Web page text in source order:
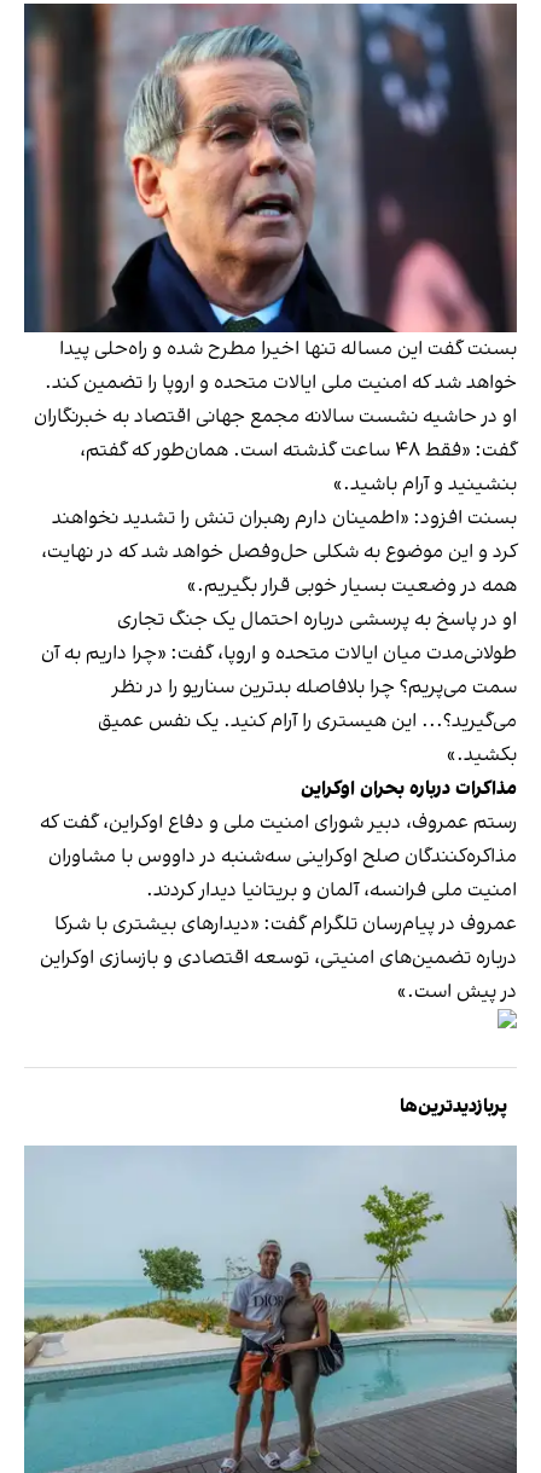
بسنت گفت این مساله تنها اخیرا مطرح شده و راه‌حلی پیدا
خواهد شد که امنیت ملی ایالات متحده و اروپا را تضمین کند.
او در حاشیه نشست سالانه مجمع جهانی اقتصاد به خبرنگاران
گفت: «فقط ۴۸ ساعت گذشته است. همان‌طور که گفتم،
بنشینید و آرام باشید.»
بسنت افزود: «اطمینان دارم رهبران تنش را تشدید نخواهند
کرد و این موضوع به شکلی حل‌وفصل خواهد شد که در نهایت،
همه در وضعیت بسیار خوبی قرار بگیریم.»
او در پاسخ به پرسشی درباره احتمال یک جنگ تجاری
طولانی‌مدت میان ایالات متحده و اروپا، گفت: «چرا داریم به آن
سمت می‌پریم؟ چرا بلافاصله بدترین سناریو را در نظر
می‌گیرید؟... این هیستری را آرام کنید. یک نفس عمیق
بکشید.»
مذاکرات درباره بحران اوکراین
رستم عمروف، دبیر شورای امنیت ملی و دفاع اوکراین، گفت که
مذاکره‌کنندگان صلح اوکراینی سه‌شنبه در داووس با مشاوران
امنیت ملی فرانسه، آلمان و بریتانیا دیدار کردند.
عمروف در پیام‌رسان تلگرام گفت: «دیدارهای بیشتری با شرکا
درباره تضمین‌های امنیتی، توسعه اقتصادی و بازسازی اوکراین
در پیش است.»
پربازدیدترین‌ها